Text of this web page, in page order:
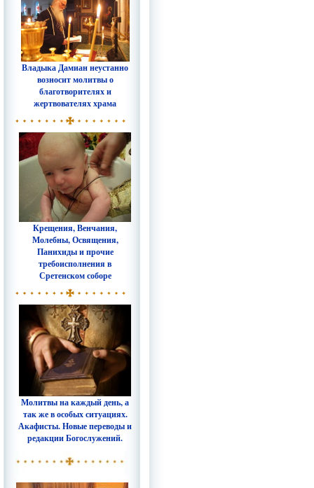
Владыка Дамиан неустанно
возносит молитвы о
благотворителях и
жертвователях храма
Крещения, Венчания,
Молебны, Освящения,
Панихиды и прочие
требоисполнения в
Сретенском соборе
Молитвы на каждый день, а
так же в особых ситуациях.
Акафисты. Новые переводы и
редакции Богослужений.